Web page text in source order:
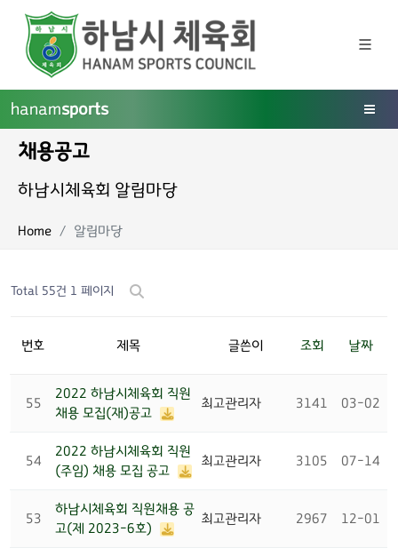
hanamsports
채용공고
하남시체육회 알림마당
Home 알림마당
Total 55건 1 페이지
번호 제목 글쓴이 조회 날짜
55
2022 하남시체육회 직원
채용 모집(재)공고
최고관리자 3141 03-02
54
2022 하남시체육회 직원
(주임) 채용 모집 공고
최고관리자 3105 07-14
53
하남시체육회 직원채용 공
고(제 2023-6호)
최고관리자 2967 12-01